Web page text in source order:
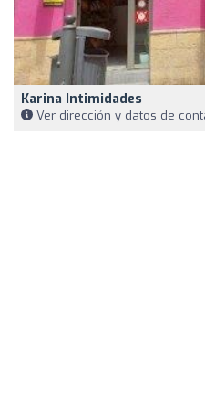
Karina Intimidades
Ver dirección y datos de